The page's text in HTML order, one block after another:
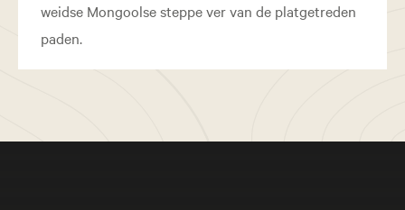
weidse Mongoolse steppe ver van de platgetreden
paden.